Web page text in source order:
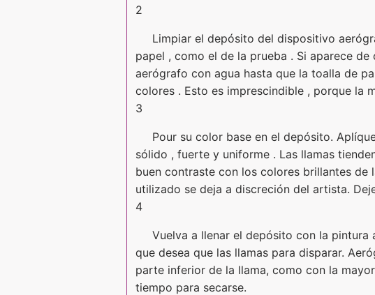
2
Limpiar el depósito del dispositivo
papel , como el de la prueba . Si aparece
aerógrafo con agua hasta que la toalla de
colores . Esto es imprescindible , porque la
3
Pour su color base en el depósito.
sólido , fuerte y uniforme . Las llamas
buen contraste con los colores brillantes de
utilizado se deja a discreción del artista.
4
Vuelva a llenar el depósito con la
que desea que las llamas para disparar.
parte inferior de la llama, como con la
tiempo para secarse.